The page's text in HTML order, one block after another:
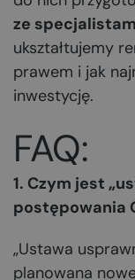
ze
ukształtujemy
prawem i jak
inwestycję.
FAQ:
1. Czym jest
postępowania
„Ustawa
planowana